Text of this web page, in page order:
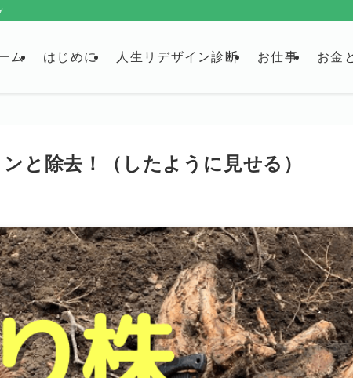
ム はじめに 人生リデザイン診断 お仕事 お金
と除去！（したように見せる）